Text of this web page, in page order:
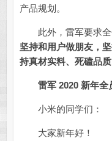
产品规划。
此外，雷军要求全
坚持和用户做朋友，
持真材实料、死磕品
雷军 2020 新年全
小米的同学们：
大家新年好！